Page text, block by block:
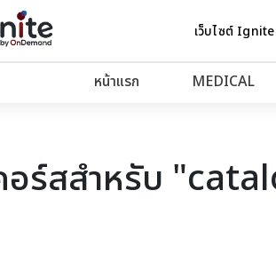
เว็บไซต์ Ignite
หน้าแรก MEDICAL
ร์สสำหรับ